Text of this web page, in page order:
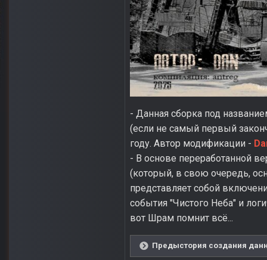
- Данная сборка под
(если не самый первый
году. Автор модификации -
- В основе переработанной
(который, в свою очередь,
представляет собой
события "Чистого Неба" и
вот Шрам помнит всё...
Предыстория создания